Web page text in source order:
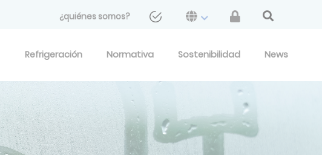
¿quiénes somos?
Refrigeración Normativa Sostenibilidad News